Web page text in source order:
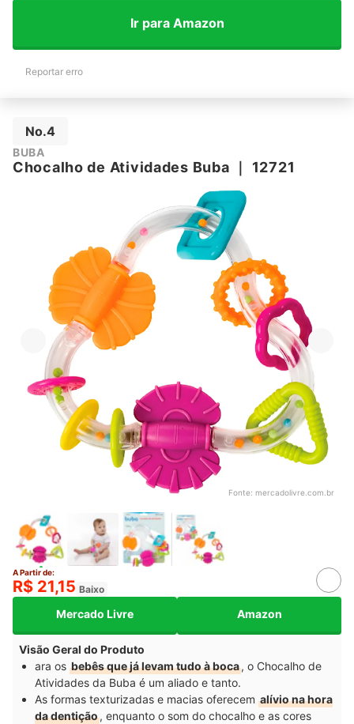
Ir para Amazon
Reportar erro
No.4
BUBA
Chocalho de Atividades Buba 12721
Fonte: mercadolivre.com.br
A Partir de:
R$ 21,15 Baixo
Mercado Livre Amazon
Visão Geral do Produto
ara os bebês que já levam tudo à boca, o Chocalho de
Atividades da Buba é um aliado e tanto.
As formas texturizadas e macias oferecem alívio na hora
da dentição, enquanto o som do chocalho e as cores